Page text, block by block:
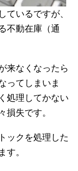
ているですが、
不動在庫（通
来なくなったら
ってしまいま
処理してかない
損失です。
ックを処理した
す。